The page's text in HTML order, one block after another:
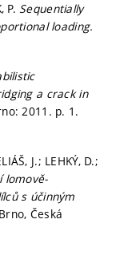
P. Sequentially
loading.
a crack in
2011. p. 1.
J.; LEHKÝ, D.;
lomově-
s účinným
Brno, Česká